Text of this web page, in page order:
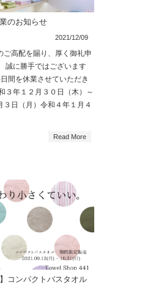
のお知らせ
2021/12/09
ご高配を賜り、厚く御礼申
誠に勝手ではございます
間を休業させていただき
３年１２月３０日（木）～
３日（月）令和４年１月４
Read More
】コンパクトバスタオル